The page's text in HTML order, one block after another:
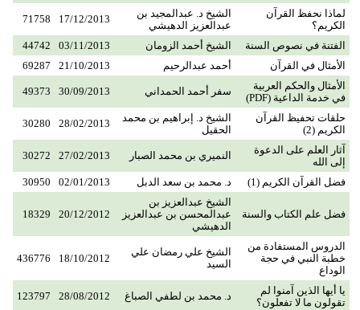
لماذا نحفظ القرآن
الكريم؟
الشيخ د. عبدالمجيد بن
عبدالعزيز الدهيشي
17/12/2013
71758
الفتنة في نصوص السنة الشيخ أحمد الزومان 03/11/2013
44742
الأمثال في القرآن
أحمد عبدالرحيم 21/10/2013
69287
الأمثال والحكم العربية
في خدمة الداعية (PDF)
سفر أحمد الحمداني 30/09/2013
49373
حلقات تحفيظ القرآن
الكريم (2)
الشيخ د. إبراهيم بن محمد
الحقيل
28/02/2013
30280
آثار العلم على الدعوة
إلى الله
النميري بن محمد الصبار 27/02/2013
30272
فضل القرآن الكريم (1) د. محمد بن سعد الدبل 02/01/2013
30950
فضل علم الكتاب والسنة
الشيخ عبدالعزيز بن
عبدالمحسن بن عبدالعزيز
الدهيشي
20/12/2012
18329
الدروس المستفادة من
خطبة النبي في حجة
الوداع
الشيخ علي رمضان علي
السيد
18/10/2012
436776
يا أيها الذين آمنوا لم
تقولون ما لا تفعلون؟
د. محمد بن لطفي الصباغ 28/08/2012
123797